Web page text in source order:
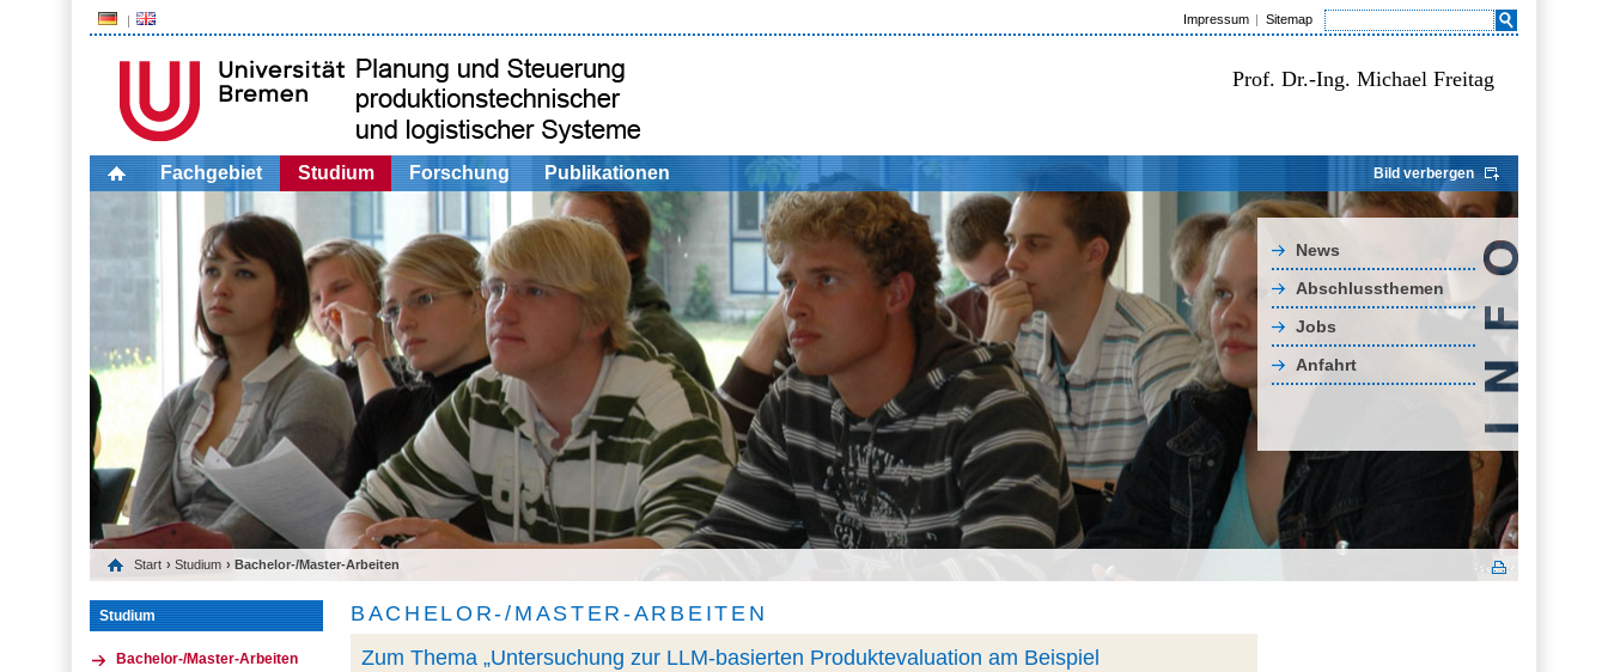
Impressum Sitemap
Prof. Dr.-Ing. Michael Freitag
Fachgebiet Studium Forschung Publikationen Bild verbergen
News
Abschlussthemen
Jobs
Anfahrt
Start › Studium › Bachelor-/Master-Arbeiten
Studium
Bachelor-/Master-Arbeiten
BACHELOR-/MASTER-ARBEITEN
Zum Thema „Untersuchung zur LLM-basierten Produktevaluation am Beispiel